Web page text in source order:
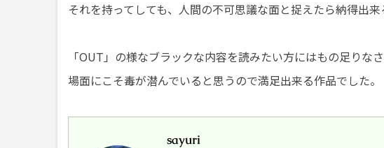
それを持ってしても、人間の不可思議な面と捉えたら納得出来
「OUT」の様なブラックな内容を読みたい方にはもの足りな
場面にこそ毒が潜んでいると思うので満足出来る作品でした。
sayuri